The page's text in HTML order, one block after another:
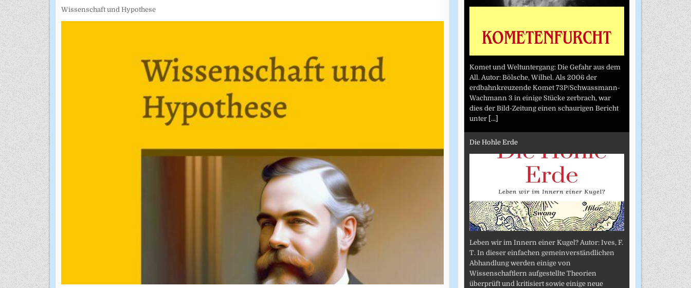
Wissenschaft und Hypothese
Komet und Weltuntergang: Die Gefahr aus dem
All. Autor: Bölsche, Wilhel. Als 2006 der
erdbahnkreuzende Komet 73P/Schwassmann-
Wachmann 3 in einige Stücke zerbrach, war
dies der Bild-Zeitung einen schaurigen Bericht
unter [...]
Die Hohle Erde
Leben wir im Innern einer Kugel? Autor: Ives, F.
T. In dieser einfachen gemeinverständlichen
Abhandlung werden einige von
Wissenschaftlern aufgestellte Theorien
überprüft und kritisiert sowie einige neue